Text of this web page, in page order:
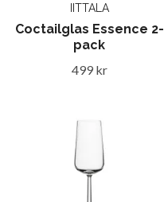
IITTALA
Coctailglas Essence 2-
pack
499 kr